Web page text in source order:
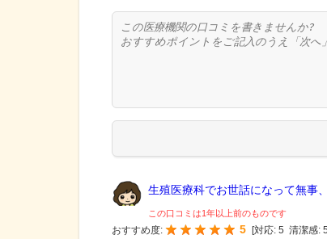
生殖医療科でお世話になって無事
この口コミは1年以上前のものです
おすすめ度:
5 対応: 5 清潔感: 5